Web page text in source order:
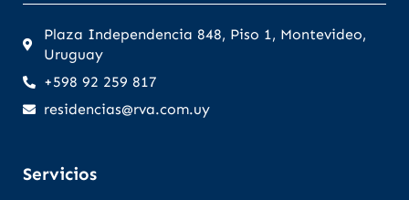
Plaza Independencia 848, Piso 1, Montevideo,
Uruguay
+598 92 259 817
residencias@rva.com.uy
Servicios